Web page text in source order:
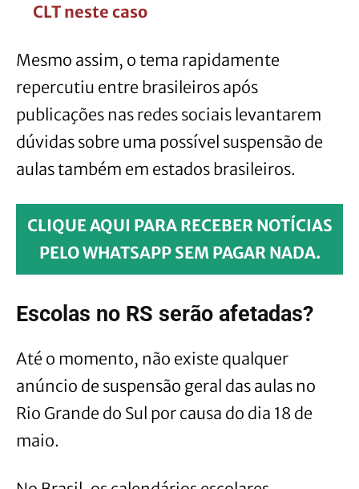
CLT neste caso
Mesmo assim, o tema rapidamente
repercutiu entre brasileiros após
publicações nas redes sociais levantarem
dúvidas sobre uma possível suspensão de
aulas também em estados brasileiros.
CLIQUE AQUI PARA RECEBER NOTÍCIAS
PELO WHATSAPP SEM PAGAR NADA.
Escolas no RS serão afetadas?
Até o momento, não existe qualquer
anúncio de suspensão geral das aulas no
Rio Grande do Sul por causa do dia 18 de
maio.